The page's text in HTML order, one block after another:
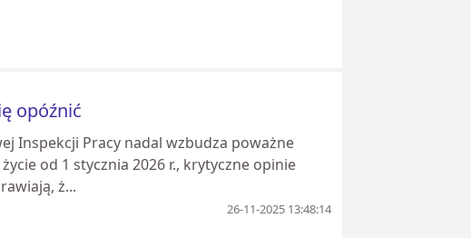
opóźnić
Inspekcji Pracy nadal wzbudza poważne
od 1 stycznia 2026 r., krytyczne opinie
ż...
26-11-2025 13:48:14